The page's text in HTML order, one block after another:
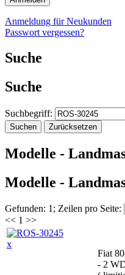
Anmeldung für Neukunden
Passwort vergessen?
Suche
Suche
Suchbegriff:
Modelle -
Modelle -
Gefunden: 1; Zeilen pro Seite:
<< 1 >>
x
Fiat
- 2